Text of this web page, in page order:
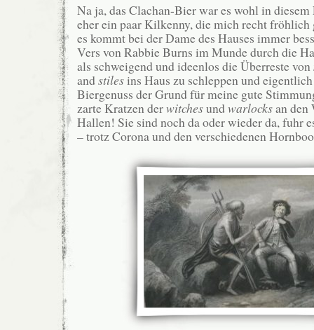
Na ja, das Clachan-Bier war es wohl in
eher ein paar Kilkenny, die mich recht fröhlich
es kommt bei der Dame des Hauses immer
Vers von Rabbie Burns im Munde durch die
als schweigend und ideenlos die Überreste von
andstilesins Haus zu schleppen und
Biergenuss der Grund für meine gute
zarte Kratzen derwitchesundwarlocksan den
Hallen! Sie sind noch da oder wieder da, fuhr
– trotz Corona und den verschiedenen